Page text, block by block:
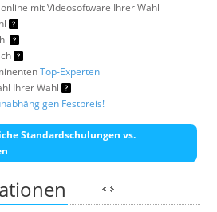
mit Videosoftware Ihrer Wahl
Top-Experten
Ihrer Wahl
Festpreis!
Standardschulungen vs.